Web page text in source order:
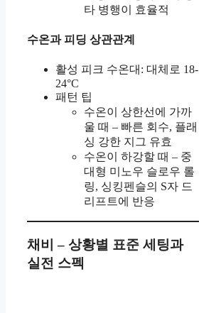
타 병행이 효율적
수온과 피딩 상관관계
활성 피크 수온대: 대체로 18-
24°C
패턴 팁
수온이 상한선에 가까
울 때 – 빠른 회수, 플래
싱 강한 지그 유효
수온이 하강할 때 – 중
대형 미노우 슬로우 롤
링, 싱킹펜슬의 S자 드
리프트에 반응
채비 – 상황별 표준 세팅과
실전 스펙